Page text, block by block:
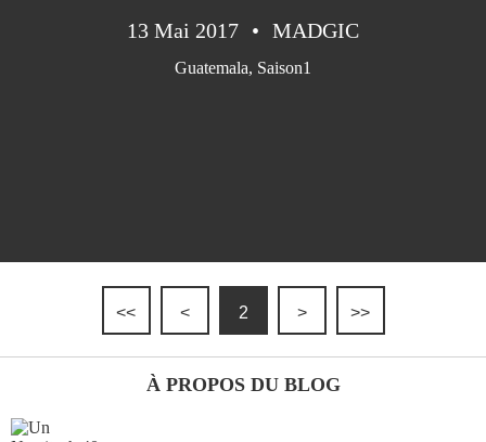
13 Mai 2017 MADGIC
Guatemala, Saison1
<< < 2 > >>
À PROPOS DU BLOG